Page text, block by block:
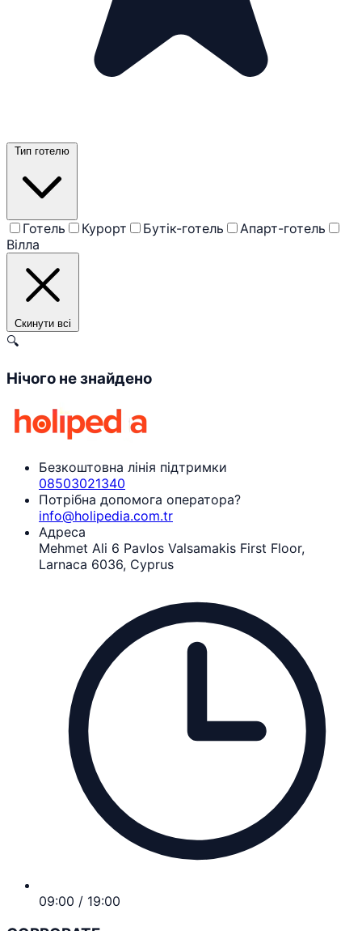
Готель Курорт Бутік-готель
Апарт-готель
Вілла
Скинути всі
🔍
Нічого не знайдено
Безкоштовна лінія підтримки
08503021340
Потрібна допомога оператора?
info@holipedia.com.tr
Адреса
Mehmet Ali 6 Pavlos Valsamakis First Floor,
Larnaca 6036, Cyprus
09:00 / 19:00